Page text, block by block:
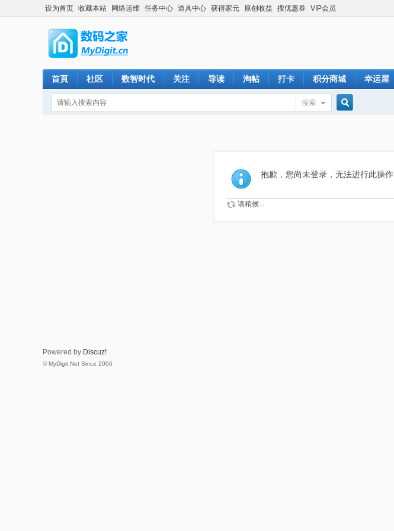
设为首页 收藏本站 网络运维 任务中心 道具中心 获得家元 原创收益 搜优惠券 VIP会员
首頁 社区 数智时代 关注 导读 淘帖 打卡 积分商城 幸运屋
搜索
索
抱歉，您尚未登录，无法进行此操作
请稍候...
Powered by Discuz!
© MyDigit.Net Since 2006